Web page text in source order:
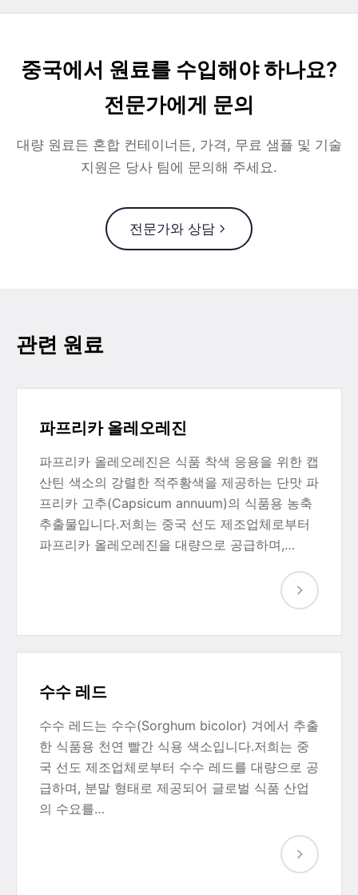
중국에서 원료를 수입해야 하나요?
전문가에게 문의
대량 원료든 혼합 컨테이너든, 가격, 무료 샘플 및 기술
지원은 당사 팀에 문의해 주세요.
전문가와 상담
관련 원료
파프리카 올레오레진
파프리카 올레오레진은 식품 착색 응용을 위한 캡
산틴 색소의 강렬한 적주황색을 제공하는 단맛 파
프리카 고추(Capsicum annuum)의 식품용 농축
추출물입니다.저희는 중국 선도 제조업체로부터
파프리카 올레오레진을 대량으로 공급하며,…
수수 레드
수수 레드는 수수(Sorghum bicolor) 겨에서 추출
한 식품용 천연 빨간 식용 색소입니다.저희는 중
국 선도 제조업체로부터 수수 레드를 대량으로 공
급하며, 분말 형태로 제공되어 글로벌 식품 산업
의 수요를…